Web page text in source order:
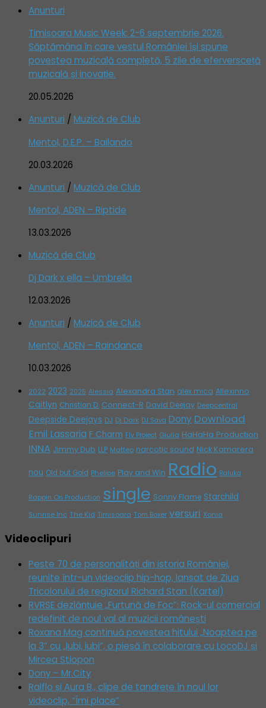
Anunturi
Timișoara Music Week: 2-6 septembrie 2026.
Săptămâna în care vestul României își spune
povestea muzicală completă, 5 zile de eferversceță
muzicală și inovație.
20.05.2026
Anunturi / Muzică de Club
Mentol, D.E.P. – Bailando
20.03.2026
Anunturi / Muzică de Club
Mentol, ADEN – Riptide
13.03.2026
Muzică de Club
Dj Dark x ella – Umbrella
12.03.2026
Anunturi / Muzică de Club
Mentol, ADEN – Raindance
10.03.2026
2022 2023 2025 Alessia Alexandra Stan alex mica Allexinno
Caitlyn Christian D. Connect-R David Deejay Deepcentral
Deepside Deejays DJ Dj Dark DJ Sava Dony Download
Emil Lassaria F Charm Fly Project Giulia HaHaHa Production
INNA Jimmy Dub LLP Matteo narcotic sound Nick Kamarera
nou Old but Gold Phelipe Play and Win Radio Raluka
Rappin On Production single Sonny Flame Starchild
Sunrise Inc The Kid Timisoara Tom Boxer versuri Xonia
Videoclipuri
Peste 70 de personalități din istoria României,
reunite într-un videoclip hip-hop, lansat de Ziua
Tricolorului de regizorul Richard Stan (Kartel)
RVRSE dezlănțuie „Furtună de Foc”: Rock-ul comercial
redefinit de noul val al muzicii românești
Roxana Mag continuă povestea hitului „Noaptea pe
la 3” cu „Iubi, iubi”, o piesă în colaborare cu LocoDJ și
Mircea Stiopon
Dony – Mr.City
Ralflo și Aura B., clipe de tandrețe în noul lor
videoclip, “Îmi place”